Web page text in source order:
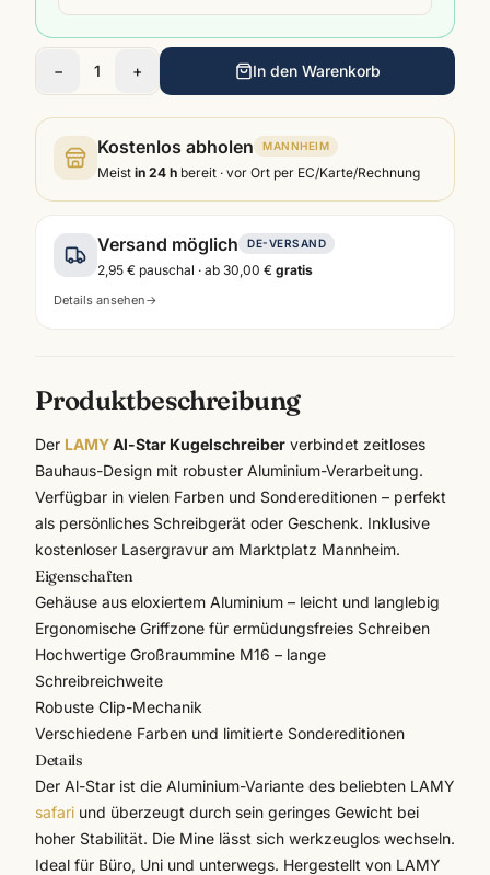
− 1 + In den Warenkorb
Kostenlos abholen MANNHEIM
Meist in 24 h bereit · vor Ort per EC/Karte/Rechnung
Versand möglich DE-VERSAND
2,95 € pauschal · ab 30,00 € gratis
Details ansehen→
Produktbeschreibung
Der LAMYAl-Star Kugelschreiber verbindet zeitloses
Bauhaus-Design mit robuster Aluminium-Verarbeitung.
Verfügbar in vielen Farben und Sondereditionen – perfekt
als persönliches Schreibgerät oder Geschenk. Inklusive
kostenloser Lasergravur am Marktplatz Mannheim.
Eigenschaften
Gehäuse aus eloxiertem Aluminium – leicht und langlebig
Ergonomische Griffzone für ermüdungsfreies Schreiben
Hochwertige Großraummine M16 – lange
Schreibreichweite
Robuste Clip-Mechanik
Verschiedene Farben und limitierte Sondereditionen
Details
Der Al-Star ist die Aluminium-Variante des beliebten LAMY
safari und überzeugt durch sein geringes Gewicht bei
hoher Stabilität. Die Mine lässt sich werkzeuglos wechseln.
Ideal für Büro, Uni und unterwegs. Hergestellt von LAMY